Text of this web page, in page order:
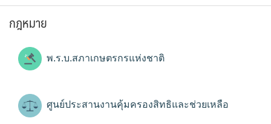
กฎหมาย
พ.ร.บ.สภาเกษตรกรแห่งชาติ
ศูนย์ประสานงานคุ้มครองสิทธิและช่วยเหลือ